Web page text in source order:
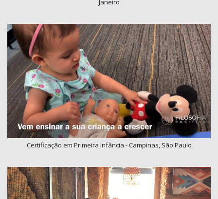
Janeiro
Certificação em Primeira Infância - Campinas, São Paulo